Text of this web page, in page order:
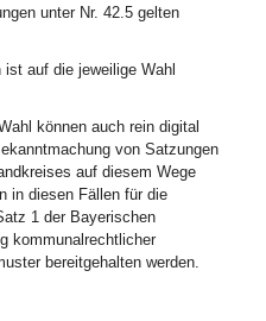
unter Nr. 42.5 gelten
ist auf die jeweilige Wahl
können auch rein digital
von Satzungen
auf diesem Wege
in diesen Fällen für die
1 der Bayerischen
kommunalrechtlicher
bereitgehalten werden.